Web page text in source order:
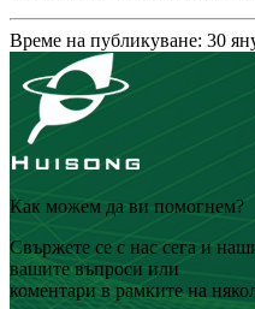
Време на публикуване: 30
Как можем да ви помогнем?
Свържете се с нас сега и
вашите въпроси или
коментари в рамките на